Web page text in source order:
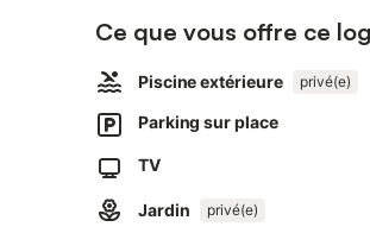
Exceptionnellement, la piscine
Un court de tennis se trouve à 15
domestiques et les fumeurs ne
Les serviettes de plage et de
Ce que vous offre ce
Piscine extérieure privé(e)
Parking sur place
TV
Jardin privé(e)